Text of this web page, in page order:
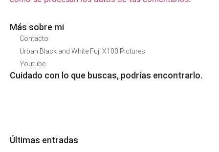
Más sobre mi
Contacto
Urban Black and White Fuji X100 Pictures
Youtube
Cuidado con lo que buscas, podrías encontrarlo.
Últimas entradas